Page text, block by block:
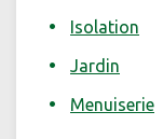
Isolation
Jardin
Menuiserie